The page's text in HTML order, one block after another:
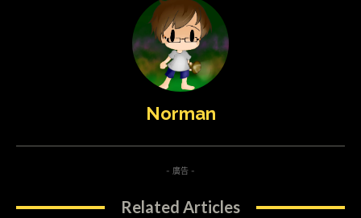
Norman
- 廣告 -
Related Articles